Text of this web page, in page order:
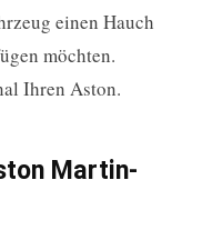
einen Hauch
möchten.
Ihren Aston.
Martin-